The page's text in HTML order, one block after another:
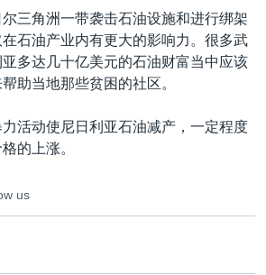
三角洲一带袭击石油设施和进行绑架
石油产业内有更大的影响力。很多武
多达几十亿美元的石油财富当中应该
助当地那些贫困的社区。
活动使尼日利亚石油减产，一定程度
的上涨。
us